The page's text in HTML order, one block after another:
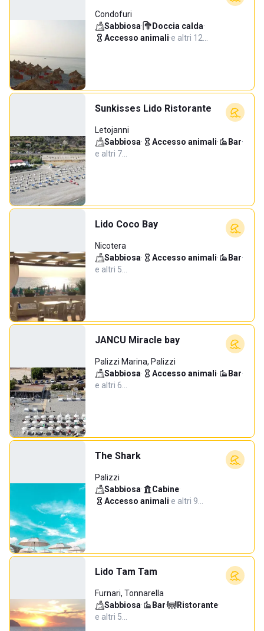
Condofuri
Sabbiosa· Doccia calda·
Accesso animali·e altri 12…
Sunkisses Lido Ristorante
Letojanni
Sabbiosa· Accesso animali· Bar·
e altri 7…
Lido Coco Bay
Nicotera
Sabbiosa· Accesso animali· Bar·
e altri 5…
JANCU Miracle bay
Palizzi Marina, Palizzi
Sabbiosa· Accesso animali· Bar·
e altri 6…
The Shark
Palizzi
Sabbiosa· Cabine·
Accesso animali·e altri 9…
Lido Tam Tam
Furnari, Tonnarella
Sabbiosa· Bar· Ristorante·
e altri 5…